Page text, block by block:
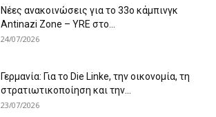
Νέες ανακοινώσεις για το 33ο κάμπινγκ
Antinazi Zone – YRE στο...
24/07/2026
Γερμανία: Για το Die Linke, την οικονομία, τη
στρατιωτικοποίηση και την...
23/07/2026